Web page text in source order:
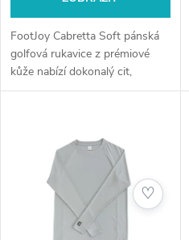
u
k
u
k
FootJoy Cabretta Soft pánská
golfová rukavice z prémiové
kůže nabízí dokonalý cit,
pohodlí a maximální kontrolu
♡